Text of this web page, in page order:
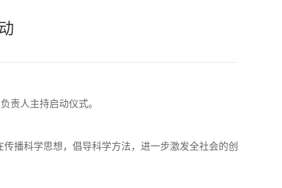
责人主持启动仪式。
播科学思想，倡导科学方法，进一步激发全社会的创